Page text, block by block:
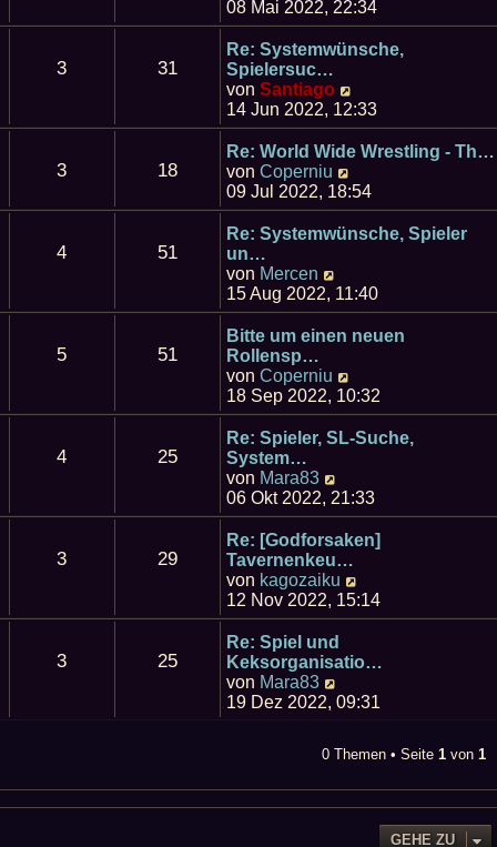
t
r
a
t
e
r
i
t
r
a
e
u
e
t
e
r
B
e
i
t
r
a
08 Mai 2022, 22:34
3 31
Re: Systemwünsche,
Spielersuc…
von Santiago
e
u
e
t
e
r
i
t
r
a
14 Jun 2022, 12:33
3 18
Re: World Wide Wrestling - Th…
von Coperniu
e
u
e
e
r
B
t
r
a
g
09 Jul 2022, 18:54
4 51
Re: Systemwünsche, Spieler
un…
von Mercen
e
u
e
t
e
r
B
t
r
a
g
15 Aug 2022, 11:40
5 51
Bitte um einen neuen
Rollensp…
von Coperniu
e
u
e
e
r
B
i
t
r
g
18 Sep 2022, 10:32
4 25
Re: Spieler, SL-Suche,
System…
von Mara83
e
u
e
t
e
r
B
e
t
g
06 Okt 2022, 21:33
3 29
Re: [Godforsaken]
Tavernenkeu…
von kagozaiku
e
u
s
e
e
12 Nov 2022, 15:14
3 25
Re: Spiel und
Keksorganisatio…
von Mara83
e
s
19 Dez 2022, 09:31
0 Themen • Seite 1 von 1
GEHE ZU